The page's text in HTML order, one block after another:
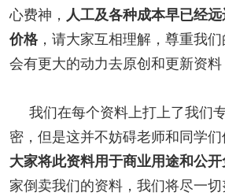
心费神， 人工及各种成本早已经
价格，请大家互相理解，尊重我
会有更大的动力去原创和更新资料
我们在每个资料上打上了我们
密，但是这并不妨碍老师和同学们
大家将此资料用于商业用途和公
家倒卖我们的资料，我们将尽一